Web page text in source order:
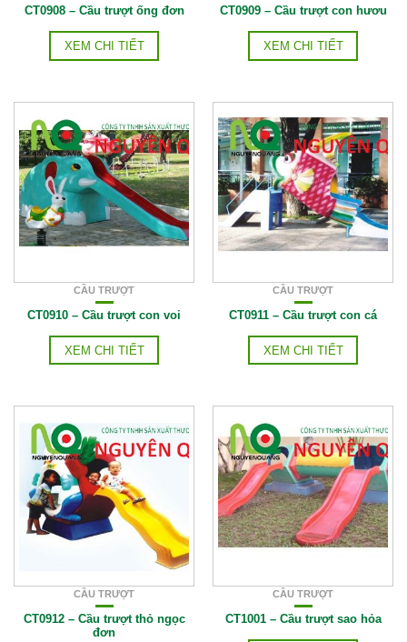
CT0908 – Cầu trượt ống đơn
XEM CHI TIẾT
CT0909 – Cầu trượt con hươu
XEM CHI TIẾT
CẦU TRƯỢT
CT0910 – Cầu trượt con voi
XEM CHI TIẾT
CẦU TRƯỢT
CT0911 – Cầu trượt con cá
XEM CHI TIẾT
CẦU TRƯỢT
CT0912 – Cầu trượt thỏ ngọc
đơn
CẦU TRƯỢT
CT1001 – Cầu trượt sao hỏa